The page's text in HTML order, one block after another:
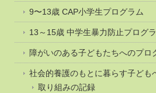
9〜13歳 CAP小学生プログラム
13～15歳 中学生暴力防止プログ
障がいのある子どもたちへのプロ
社会的養護のもとに暮らす子ども
取り組みの記録